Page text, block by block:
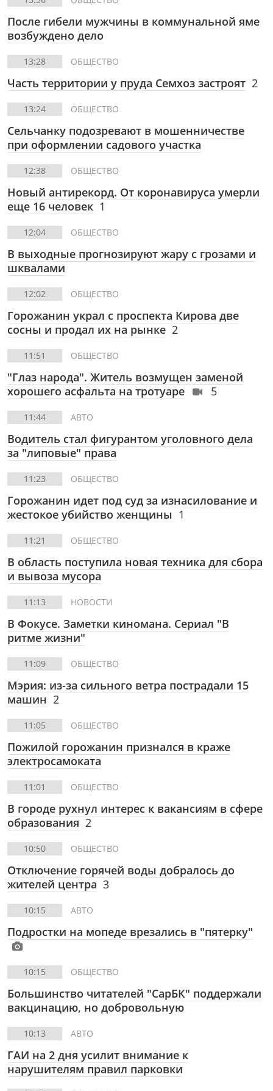
После гибели мужчины в коммунальной яме
возбуждено дело
13:28 ОБЩЕСТВО
Часть территории у пруда Семхоз застроят 2
13:24 ОБЩЕСТВО
Сельчанку подозревают в мошенничестве
при оформлении садового участка
12:38 ОБЩЕСТВО
Новый антирекорд. От коронавируса умерли
еще 16 человек 1
12:04 ОБЩЕСТВО
В выходные прогнозируют жару с грозами и
шквалами
12:02 ОБЩЕСТВО
Горожанин украл с проспекта Кирова две
сосны и продал их на рынке 2
11:51 ОБЩЕСТВО
"Глаз народа". Житель возмущен заменой
хорошего асфальта на тротуаре
5
11:44 АВТО
Водитель стал фигурантом уголовного дела
за "липовые" права
11:23 ОБЩЕСТВО
Горожанин идет под суд за изнасилование и
жестокое убийство женщины 1
11:21 ОБЩЕСТВО
В область поступила новая техника для сбора
и вывоза мусора
11:13 НОВОСТИ
В Фокусе. Заметки киномана. Сериал "В
ритме жизни"
11:09 ОБЩЕСТВО
Мэрия: из-за сильного ветра пострадали 15
машин 2
11:05 ОБЩЕСТВО
Пожилой горожанин признался в краже
электросамоката
11:01 ОБЩЕСТВО
В городе рухнул интерес к вакансиям в сфере
образования 2
10:50 ОБЩЕСТВО
Отключение горячей воды добралось до
жителей центра 3
10:15 АВТО
Подростки на мопеде врезались в "пятерку"
10:15 ОБЩЕСТВО
Большинство читателей "СарБК" поддержали
вакцинацию, но добровольную
10:13 АВТО
ГАИ на 2 дня усилит внимание к
нарушителям правил парковки